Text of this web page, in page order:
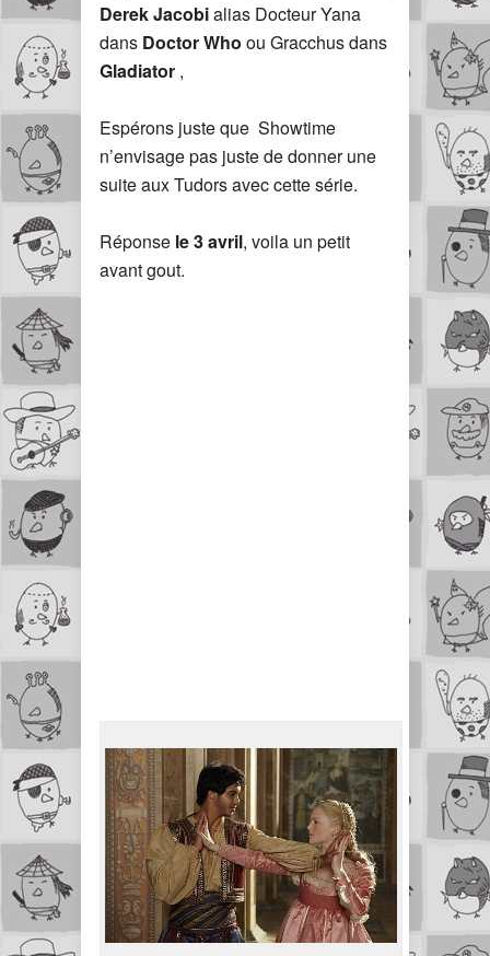
Derek Jacobialias Docteur Yana
dans Doctor Who ou Gracchus dans
Gladiator ,
Espérons juste que Showtime
n’envisage pas juste de donner une
suite aux Tudors avec cette série.
Réponse le 3 avril, voila un petit
avant gout.